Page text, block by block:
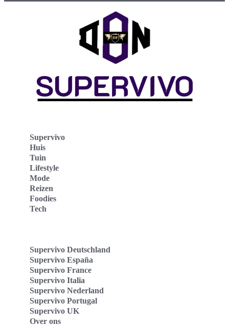
Supervivo
Huis
Tuin
Lifestyle
Mode
Reizen
Foodies
Tech
Supervivo Deutschland
Supervivo España
Supervivo France
Supervivo Italia
Supervivo Nederland
Supervivo Portugal
Supervivo UK
Over ons